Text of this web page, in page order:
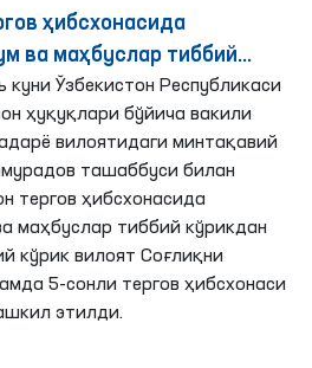
ҳибсхонасида
ва маҳбуслар тиббий
кўрикдан ўтказилди
куни Ўзбекистон Республикаси
ҳуқуқлари бўйича вакили
вилоятидаги минтақавий
ташаббуси билан
тергов ҳибсхонасида
маҳбуслар тиббий кўрикдан
кўрик вилоят Соғлиқни
5-сонли тергов ҳибсхонаси
этилди.